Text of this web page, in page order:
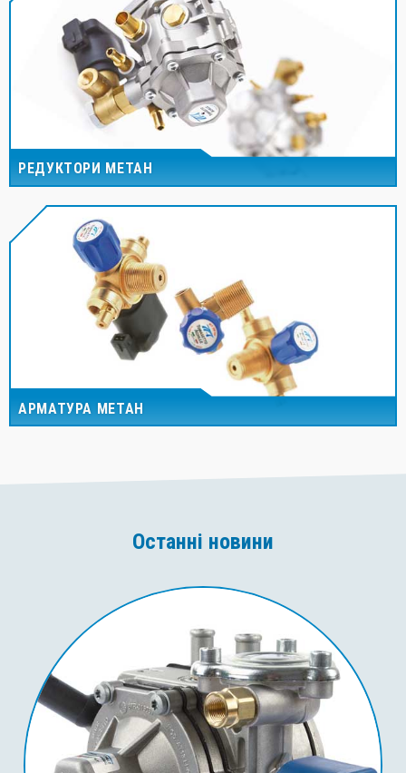
РЕДУКТОРИ МЕТАН
АРМАТУРА МЕТАН
Останні новини